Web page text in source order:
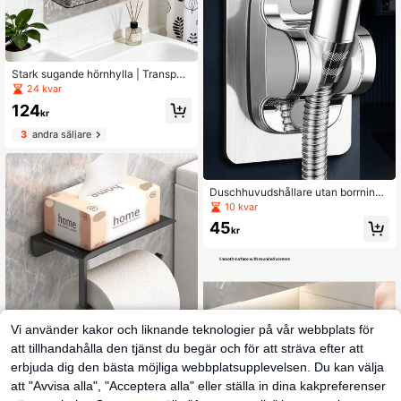
Stark sugande hörnhylla | Transpar
ent akryl badrumshörnhylla | Borrfri
badrumsförvaring
24 kvar
124kr
3andra säljare
Plast toalettpappershållare, väggm
onterad plastställning för badrum, b
orrfri självhäftande pappershållare,
toalettpappersrullehållare, multifun
52kr
Duschhuvudshållare utan borrning,
justerbar självhäftande bas för dusc
hhandtag, duschkonsol för badrum
10 kvar
45kr
Vi använder kakor och liknande teknologier på vår webbplats för
att tillhandahålla den tjänst du begär och för att sträva efter att
erbjuda dig den bästa möjliga webbplatsupplevelsen. Du kan välja
att "Avvisa alla", "Acceptera alla" eller ställa in dina kakpreferenser